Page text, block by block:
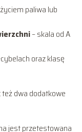
paliwa lub
– skala od A
oraz klasę
dwa dodatkowe
jest przetestowana